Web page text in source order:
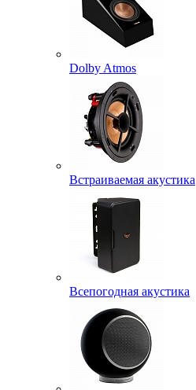
Dolby Atmos
Встраиваемая акустика
Всепогодная акустика